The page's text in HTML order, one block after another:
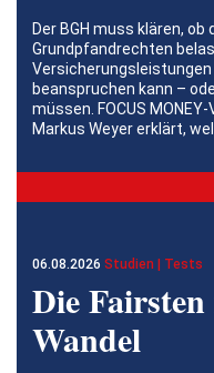
Der BGH muss klären,
Grundpfandrechten
Versicherungsleistungen
beanspruchen kann –
müssen. FOCUS
Markus Weyer erklärt,
06.08.2026 Studien | Tests
Die
Wandel